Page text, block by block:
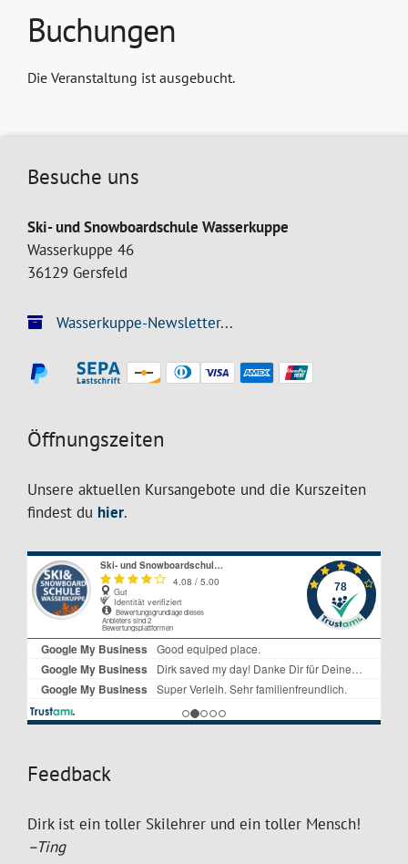
Buchungen
Die Veranstaltung ist ausgebucht.
Besuche uns
Ski- und Snowboardschule Wasserkuppe
Wasserkuppe 46
36129 Gersfeld
Wasserkuppe-Newsletter...
Öffnungszeiten
Unsere aktuellen Kursangebote und die Kurszeiten
findest du hier.
Feedback
Dirk ist ein toller Skilehrer und ein toller Mensch!
–Ting